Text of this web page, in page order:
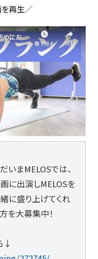
を再生／
いまMELOSでは、
に出演しMELOSを
に盛り上げてくれ
を大募集中！
↓